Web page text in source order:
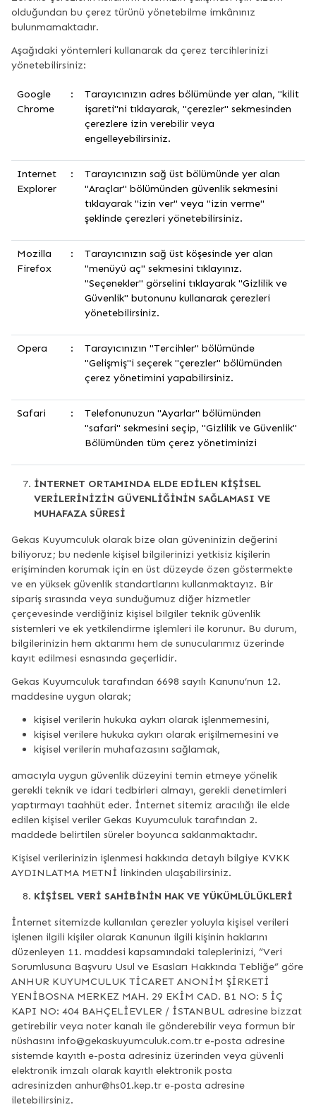
olduğundan bu çerez türünü yönetebilme imkânınız
bulunmamaktadır.
Aşağıdaki yöntemleri kullanarak da çerez tercihlerinizi
yönetebilirsiniz:
Google
Chrome
:
Tarayıcınızın adres bölümünde yer alan, "kilit
işareti"ni tıklayarak, "çerezler" sekmesinden
çerezlere izin verebilir veya
engelleyebilirsiniz.
Internet
Explorer
:
Tarayıcınızın sağ üst bölümünde yer alan
"Araçlar" bölümünden güvenlik sekmesini
tıklayarak "izin ver" veya "izin verme"
şeklinde çerezleri yönetebilirsiniz.
Mozilla
Firefox
:
Tarayıcınızın sağ üst köşesinde yer alan
"menüyü aç" sekmesini tıklayınız.
"Seçenekler" görselini tıklayarak "Gizlilik ve
Güvenlik" butonunu kullanarak çerezleri
yönetebilirsiniz.
Opera :
Tarayıcınızın "Tercihler" bölümünde
"Gelişmiş"i seçerek "çerezler" bölümünden
çerez yönetimini yapabilirsiniz.
Safari :
Telefonunuzun "Ayarlar" bölümünden
"safari" sekmesini seçip, "Gizlilik ve Güvenlik"
Bölümünden tüm çerez yönetiminizi
İNTERNET ORTAMINDA ELDE EDİLEN KİŞİSEL
VERİLERİNİZİN GÜVENLİĞİNİN SAĞLAMASI VE
MUHAFAZA SÜRESİ
Gekas Kuyumculuk olarak bize olan güveninizin değerini
biliyoruz; bu nedenle kişisel bilgilerinizi yetkisiz kişilerin
erişiminden korumak için en üst düzeyde özen göstermekte
ve en yüksek güvenlik standartlarını kullanmaktayız. Bir
sipariş sırasında veya sunduğumuz diğer hizmetler
çerçevesinde verdiğiniz kişisel bilgiler teknik güvenlik
sistemleri ve ek yetkilendirme işlemleri ile korunur. Bu durum,
bilgilerinizin hem aktarımı hem de sunucularımız üzerinde
kayıt edilmesi esnasında geçerlidir.
Gekas Kuyumculuk tarafından 6698 sayılı Kanunu’nun 12.
maddesine uygun olarak;
kişisel verilerin hukuka aykırı olarak işlenmemesini,
kişisel verilere hukuka aykırı olarak erişilmemesini ve
kişisel verilerin muhafazasını sağlamak,
amacıyla uygun güvenlik düzeyini temin etmeye yönelik
gerekli teknik ve idari tedbirleri almayı, gerekli denetimleri
yaptırmayı taahhüt eder. İnternet sitemiz aracılığı ile elde
edilen kişisel veriler Gekas Kuyumculuk tarafından 2.
maddede belirtilen süreler boyunca saklanmaktadır.
Kişisel verilerinizin işlenmesi hakkında detaylı bilgiye KVKK
AYDINLATMA METNİ linkinden ulaşabilirsiniz.
KİŞİSEL VERİ SAHİBİNİN HAK VE YÜKÜMLÜLÜKLERİ
İnternet sitemizde kullanılan çerezler yoluyla kişisel verileri
işlenen ilgili kişiler olarak Kanunun ilgili kişinin haklarını
düzenleyen 11. maddesi kapsamındaki taleplerinizi, “Veri
Sorumlusuna Başvuru Usul ve Esasları Hakkında Tebliğe” göre
ANHUR KUYUMCULUK TİCARET ANONİM ŞİRKETİ
YENİBOSNA MERKEZ MAH. 29 EKİM CAD. B1 NO: 5 İÇ
KAPI NO: 404 BAHÇELİEVLER / İSTANBUL adresine bizzat
getirebilir veya noter kanalı ile gönderebilir veya formun bir
nüshasını info@gekaskuyumculuk.com.tr e-posta adresine
sistemde kayıtlı e-posta adresiniz üzerinden veya güvenli
elektronik imzalı olarak kayıtlı elektronik posta
adresinizden anhur@hs01.kep.tr e-posta adresine
iletebilirsiniz.